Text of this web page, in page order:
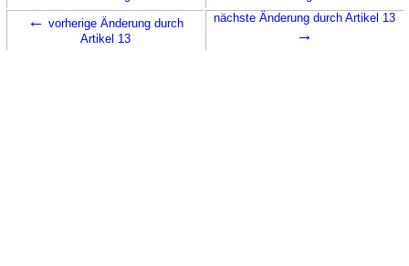
← vorherige Änderung durch
Artikel 13
nächste Änderung durch Artikel 13
→